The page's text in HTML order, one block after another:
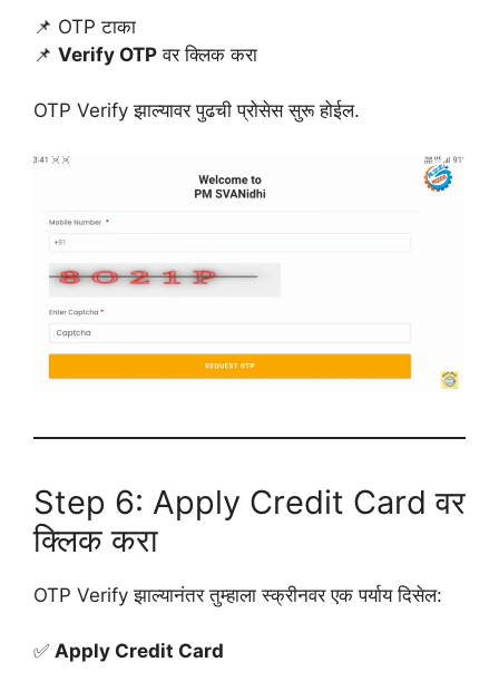
📌 OTP टाका
📌 Verify OTP वर क्लिक करा
OTP Verify झाल्यावर पुढची प्रोसेस सुरू होईल.
Step 6: Apply Credit Card वर
क्लिक करा
OTP Verify झाल्यानंतर तुम्हाला स्क्रीनवर एक पर्याय दिसेल:
✅ Apply Credit Card